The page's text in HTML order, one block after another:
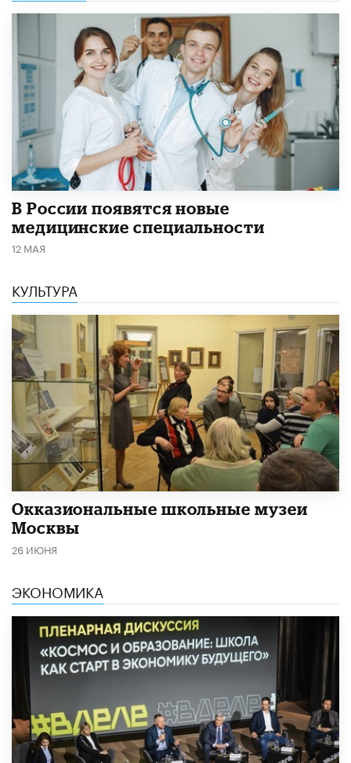
В России появятся новые
медицинские специальности
12 МАЯ
КУЛЬТУРА
​Окказиональные школьные музеи
Москвы
26 ИЮНЯ
ЭКОНОМИКА